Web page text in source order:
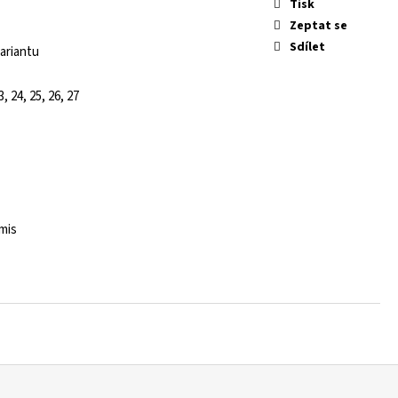
24, 25, 26, 27
Tisk
Zeptat se
Sdílet